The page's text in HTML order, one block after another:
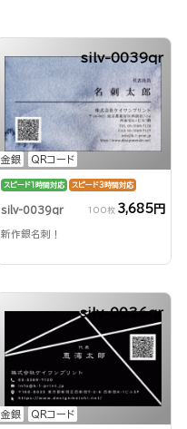
金銀 QRコード
silv-0039qr
スピード1時間対応 スピード3時間対応
silv-0039qr 100枚 3,685円
新作銀名刺！
金銀 QRコード
silv-0036qr